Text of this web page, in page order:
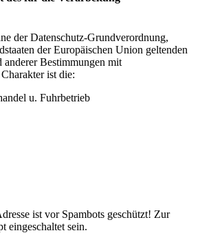
der Datenschutz-Grundverordnung,
der Europäischen Union geltenden
anderer Bestimmungen mit
ist die:
u. Fuhrbetrieb
ist vor Spambots geschützt! Zur
eingeschaltet sein.